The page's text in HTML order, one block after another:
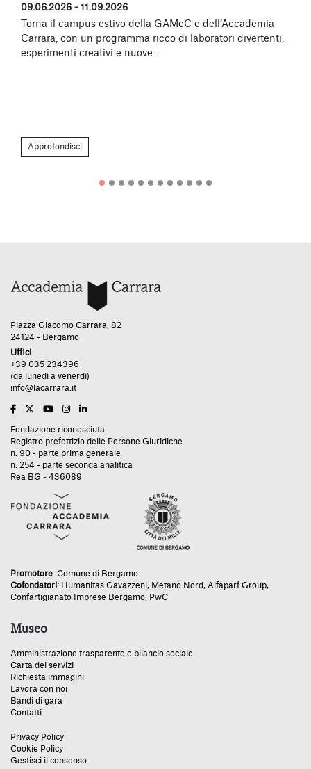
09.06.2026 - 11.09.2026
Torna il campus estivo della GAMeC e dell’Accademia
Carrara, con un programma ricco di laboratori divertenti,
esperimenti creativi e nuove…
Approfondisci
Piazza Giacomo Carrara, 82
24124 - Bergamo
Uffici
+39 035 234396
(da lunedì a venerdì)
info@lacarrara.it
Fondazione riconosciuta
Registro prefettizio delle Persone Giuridiche
n. 90 - parte prima generale
n. 254 - parte seconda analitica
Rea BG - 436089
Promotore: Comune di Bergamo
Cofondatori: Humanitas Gavazzeni, Metano Nord, Alfaparf Group,
Confartigianato Imprese Bergamo, PwC
Museo
Amministrazione trasparente e bilancio sociale
Carta dei servizi
Richiesta immagini
Lavora con noi
Bandi di gara
Contatti
Privacy Policy
Cookie Policy
Gestisci il consenso